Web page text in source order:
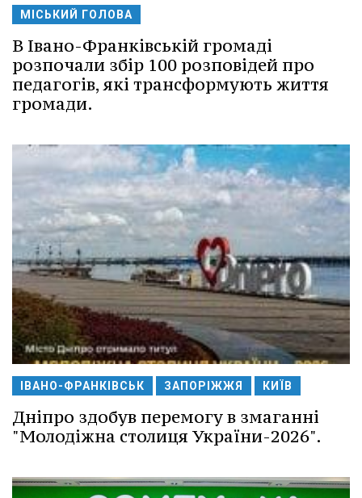
МІСЬКИЙ ГОЛОВА
В Івано-Франківській громаді
розпочали збір 100 розповідей про
педагогів, які трансформують життя
громади.
ІВАНО-ФРАНКІВСЬК ЗАПОРІЖЖЯ КИЇВ
Дніпро здобув перемогу в змаганні
"Молодіжна столиця України-2026".